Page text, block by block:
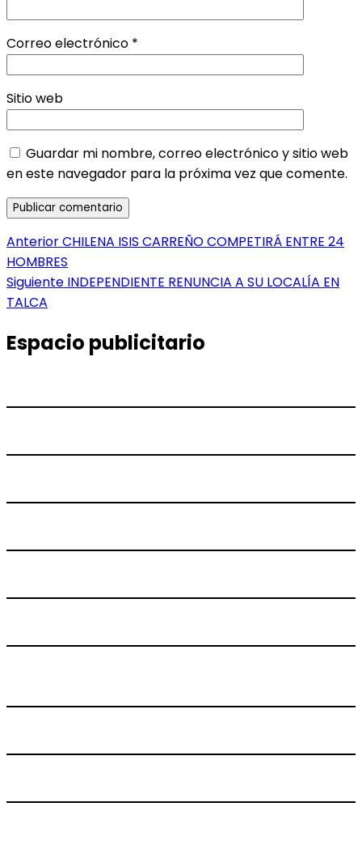
Correo electrónico *
Sitio web
Guardar mi nombre, correo electrónico y sitio web
en este navegador para la próxima vez que comente.
Navegación
de
entradas
AnteriorEntrada
anterior:
CHILENA ISIS CARREÑO COMPETIRÁ ENTRE 24
HOMBRES
Siguiente Entrada
INDEPENDIENTE RENUNCIA A SU LOCALÍA EN
TALCA
Espacio publicitario